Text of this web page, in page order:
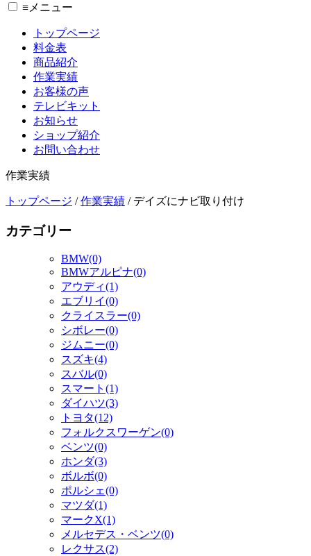
≡ メニュー
トップページ
料金表
商品紹介
作業実績
お客様の声
テレビキット
お知らせ
ショップ紹介
お問い合わせ
作業実績
トップページ /作業実績 / デイズにナビ取り付け
カテゴリー
BMW(0)
BMWアルピナ(0)
アウディ(1)
エブリイ(0)
クライスラー(0)
シボレー(0)
ジムニー(0)
スズキ(4)
スバル(0)
スマート(1)
ダイハツ(3)
トヨタ(12)
フォルクスワーゲン(0)
ベンツ(0)
ホンダ(3)
ボルボ(0)
ポルシェ(0)
マツダ(1)
マークX(1)
メルセデス・ベンツ(0)
レクサス(2)